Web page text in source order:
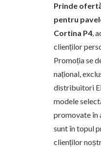
Prinde
pentru
Cortina P4,
clienților
Promoția se
național,
distribuitori
modele
promovate în
sunt în topul
clienților